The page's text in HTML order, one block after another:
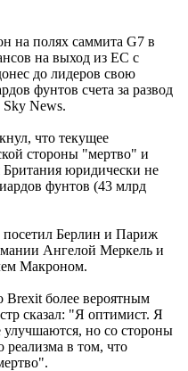
на полях саммита G7 в
на выход из ЕС с
до лидеров свою
фунтов счета за развод
News.
что текущее
стороны "мертво" и
Британия юридически не
фунтов (43 млрд
Берлин и Париж
Ангелой Меркель и
Макроном.
Brexit более вероятным
сказал: "Я оптимист. Я
но со стороны
в том, что